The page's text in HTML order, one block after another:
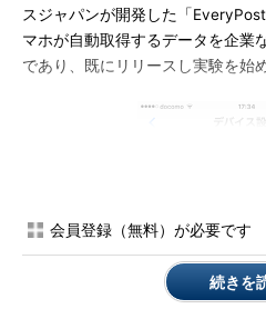
スジャパンが開発した「
マホが自動取得するデータを企業
であり、既にリリースし実験を始
会員登録（無料）が必要です
続きを